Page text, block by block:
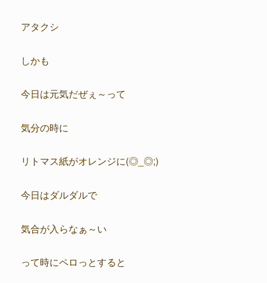
アタクシ
しかも
今日は元気だぜぇ～って
気分の時に
リトマス紙がオレンジに(◎_◎;)
今日はダルダルで
気合が入らなぁ～い
って時にペロっとすると